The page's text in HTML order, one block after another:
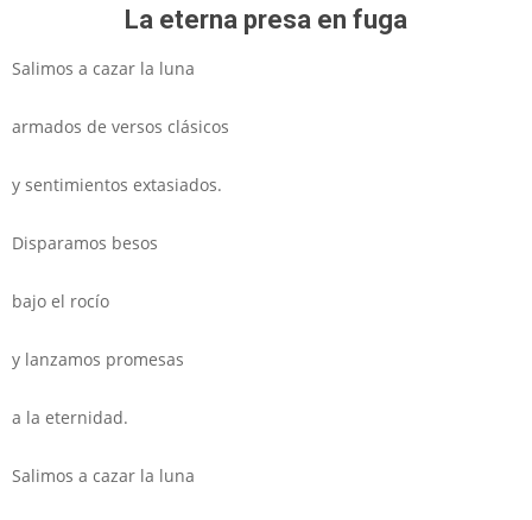
La eterna presa en fuga
Salimos a cazar la luna
armados de versos clásicos
y sentimientos extasiados.
Disparamos besos
bajo el rocío
y lanzamos promesas
a la eternidad.
Salimos a cazar la luna